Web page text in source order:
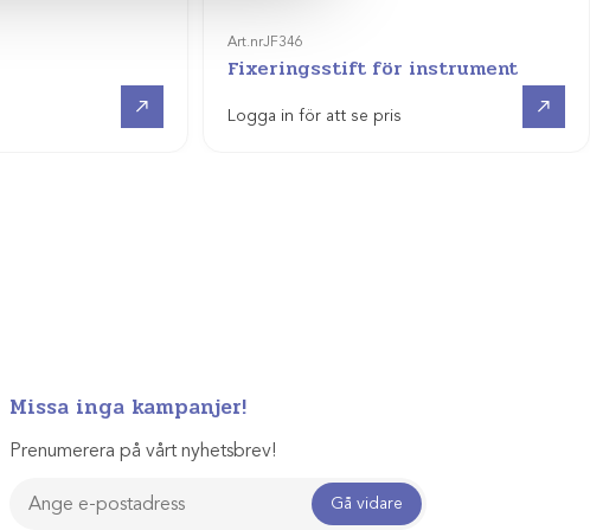
Art.nrJF346
Fixeringsstift för instrument
Logga in för att se pris
Missa inga kampanjer!
Prenumerera på vårt nyhetsbrev!
Gå vidare